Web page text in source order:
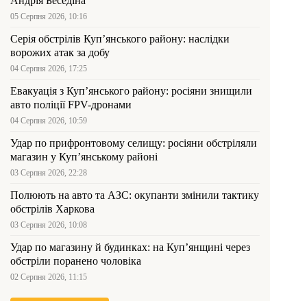
05 Серпня 2026, 10:16
Серія обстрілів Куп’янського району: наслідки
ворожих атак за добу
04 Серпня 2026, 17:25
Евакуація з Куп’янського району: росіяни знищили
авто поліції FPV-дронами
04 Серпня 2026, 10:59
Удар по прифронтовому селищу: росіяни обстріляли
магазин у Куп’янському районі
03 Серпня 2026, 22:28
Полюють на авто та АЗС: окупанти змінили тактику
обстрілів Харкова
03 Серпня 2026, 10:08
Удар по магазину й будинках: на Куп’янщині через
обстріли поранено чоловіка
02 Серпня 2026, 11:15